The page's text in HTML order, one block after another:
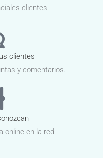
clientes
clientes
y comentarios.
online en la red